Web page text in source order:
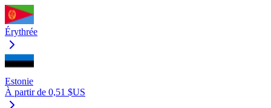
Érythrée
Estonie
À partir de 0,51 $US